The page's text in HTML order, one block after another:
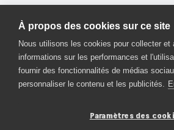
C’est l’endroit idéal pour une
plus posée : spa face à la
romantique au coucher du
surf pour les plus sportifs
À propos des cookies sur ce site
Nous utilisons les cookies pour collecter et
informations sur les performances et
fournir des fonctionnalités de médias
personnaliser le contenu et les publicités.
Paramètres des